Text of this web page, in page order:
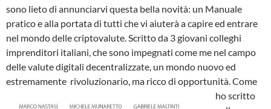
sono lieto di annunciarvi questa bella novità: un Manuale
pratico e alla portata di tutti che vi aiuterà a capire ed entrare
nel mondo delle criptovalute. Scritto da 3 giovani colleghi
imprenditori italiani, che sono impegnati come me nel campo
delle valute digitali decentralizzate, un mondo nuovo ed
estremamente rivoluzionario, ma ricco di opportunità.Come
ho scritto